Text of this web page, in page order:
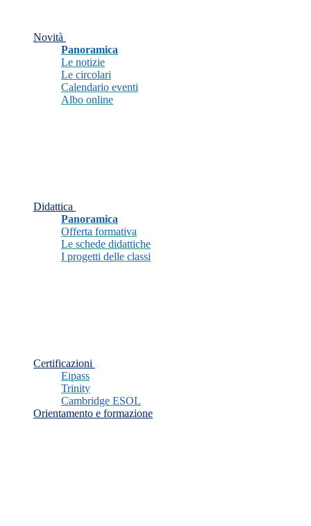
Novità
Panoramica
Le notizie
Le circolari
Calendario eventi
Albo online
Didattica
Panoramica
Offerta formativa
Le schede didattiche
I progetti delle classi
Certificazioni
Eipass
Trinity
Cambridge ESOL
Orientamento e formazione